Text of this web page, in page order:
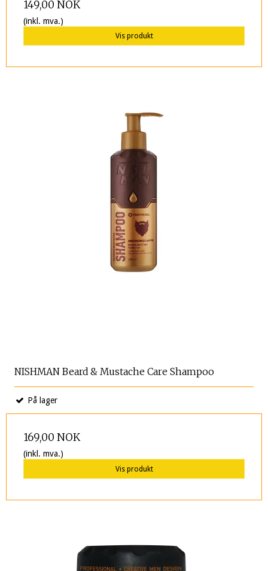
149,00 NOK
(inkl. mva.)
Vis produkt
NISHMAN Beard & Mustache Care Shampoo
På lager
169,00 NOK
(inkl. mva.)
Vis produkt